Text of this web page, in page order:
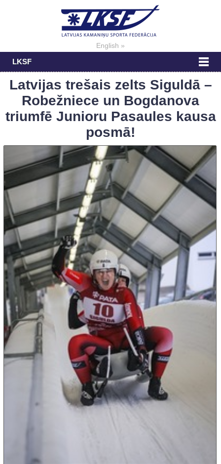
English »
LKSF
Latvijas trešais zelts Siguldā –
Robežniece un Bogdanova
triumfē Junioru Pasaules kausa
posmā!